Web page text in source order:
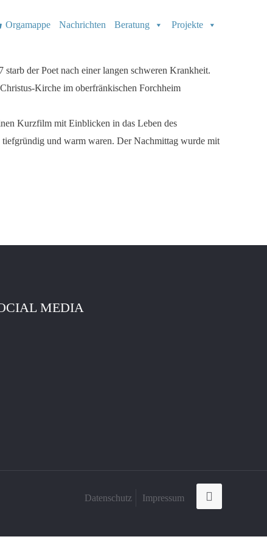
Orgamappe Nachrichten Beratung Projekte
der Poet nach einer langen schweren Krankheit.
Kirche im oberfränkischen Forchheim
Kurzfilm mit Einblicken in das Leben des
und warm waren. Der Nachmittag wurde mit
MEDIA
Datenschutz Impressum